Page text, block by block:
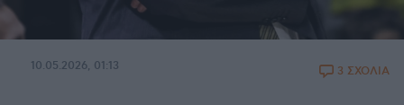
10.05.2026, 01:13 3 ΣΧΟΛΙΑ